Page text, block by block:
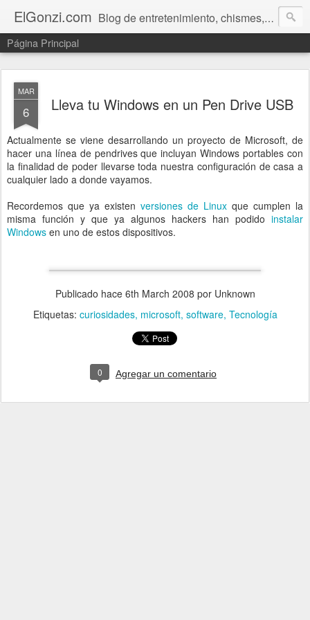
ElGonzi.com Blog de entretenimiento, chismes, humor, farándula, curiosidades, ovnis, noticias calientes, fotos, videos, paranormal y ¡más!
Página Principal
MAR
6 Lleva tu Windows en un Pen Drive USB
Actualmente se viene desarrollando un proyecto de Microsoft, de
hacer una línea de pendrives que incluyan Windows portables con
la finalidad de poder llevarse toda nuestra configuración de casa a
cualquier lado a donde vayamos.
Recordemos que ya existen versiones de Linux que cumplen la
misma función y que ya algunos hackers han podido instalar
Windows en uno de estos dispositivos.
Publicado hace 6th March 2008 por Unknown
Etiquetas: curiosidades microsoft software Tecnología
0 Agregar un comentario